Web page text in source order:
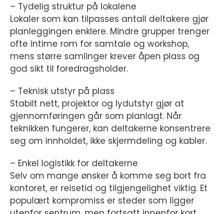
– Tydelig struktur på lokalene
Lokaler som kan tilpasses antall deltakere gjør
planleggingen enklere. Mindre grupper trenger
ofte intime rom for samtale og workshop,
mens større samlinger krever åpen plass og
god sikt til foredragsholder.
– Teknisk utstyr på plass
Stabilt nett, projektor og lydutstyr gjør at
gjennomføringen går som planlagt. Når
teknikken fungerer, kan deltakerne konsentrere
seg om innholdet, ikke skjermdeling og kabler.
– Enkel logistikk for deltakerne
Selv om mange ønsker å komme seg bort fra
kontoret, er reisetid og tilgjengelighet viktig. Et
populært kompromiss er steder som ligger